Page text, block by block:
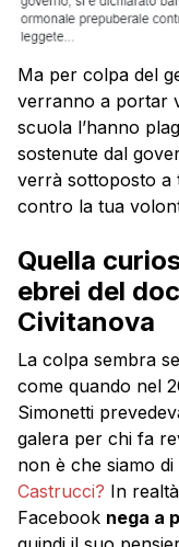
Ma per colpa del
verranno a portar
scuola l’hanno
sostenute dal
verrà sottoposto a
contro la tua
Quella
ebrei del
Civitanova
La colpa sembra
come quando nel
Simonetti
galera per chi fa
non è che siamo
Castrucci? In
Facebook nega a